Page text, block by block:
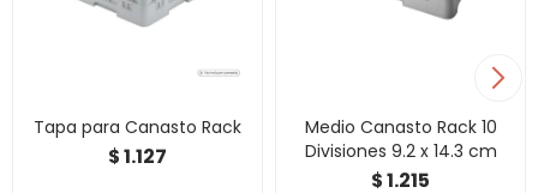
Tapa para Canasto Rack
$1.127
Medio Canasto Rack 10
Divisiones 9.2 x 14.3 cm
$1.215